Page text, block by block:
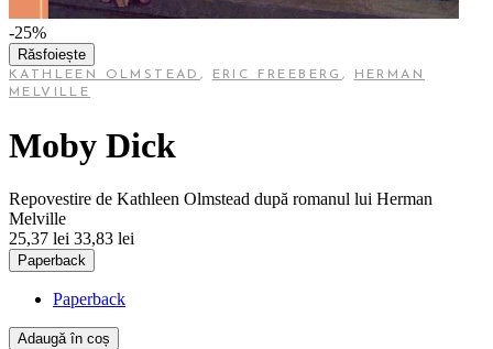
-25%
Răsfoiește
KATHLEEN OLMSTEAD , ERIC FREEBERG ,
HERMAN
MELVILLE
Moby Dick
Repovestire de Kathleen Olmstead după romanul lui Herman
Melville
25,37 lei 33,83 lei
Paperback
Paperback
Adaugă în coș